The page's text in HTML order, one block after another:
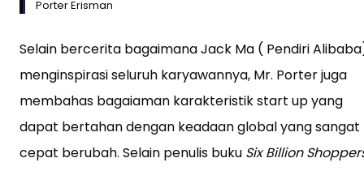
Porter Erisman
Selain bercerita bagaimana Jack Ma ( Pendiri
menginspirasi seluruh karyawannya, Mr. Porter juga
membahas bagaiaman karakteristik start up yang
dapat bertahan dengan keadaan global yang sangat
cepat berubah. Selain penulis buku Six Billion